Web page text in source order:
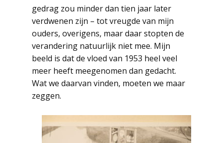
gedrag zou minder dan tien jaar later
verdwenen zijn – tot vreugde van mijn
ouders, overigens, maar daar stopten de
verandering natuurlijk niet mee. Mijn
beeld is dat de vloed van 1953 heel veel
meer heeft meegenomen dan gedacht.
Wat we daarvan vinden, moeten we maar
zeggen.